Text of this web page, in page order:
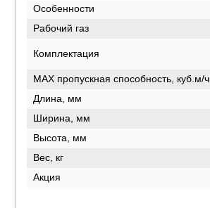
Особенности
Рабочий газ
Комплектация
MAX пропускная способность, куб.м/ч
Длина, мм
Ширина, мм
Высота, мм
Вес, кг
Акция